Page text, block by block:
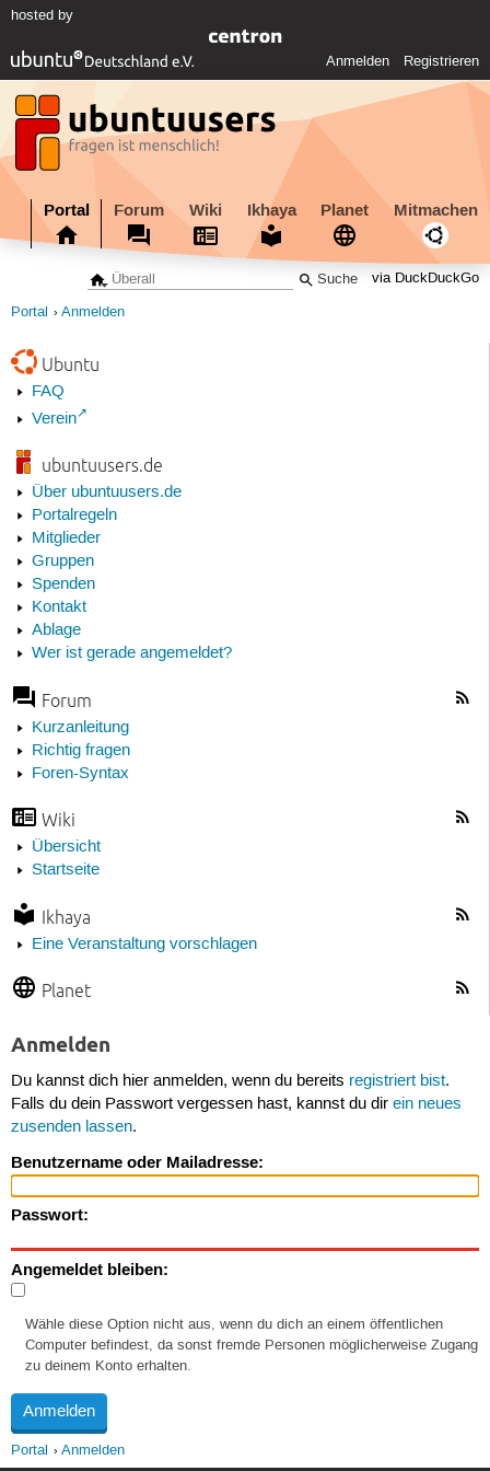
hosted by
Anmelden Registrieren
Portal Forum Wiki Ikhaya Planet Mitmachen
via DuckDuckGo
Portal Anmelden
Ubuntu
FAQ
Verein
ubuntuusers.de
Über ubuntuusers.de
Portalregeln
Mitglieder
Gruppen
Spenden
Kontakt
Ablage
Wer ist gerade angemeldet?
Forum
Kurzanleitung
Richtig fragen
Foren-Syntax
Wiki
Übersicht
Startseite
Ikhaya
Eine Veranstaltung vorschlagen
Planet
Anmelden
Du kannst dich hier anmelden, wenn du bereits registriert bist.
Falls du dein Passwort vergessen hast, kannst du dir ein neues
zusenden lassen.
Benutzername oder Mailadresse:
Passwort:
Angemeldet bleiben:
Wähle diese Option nicht aus, wenn du dich an einem öffentlichen
Computer befindest, da sonst fremde Personen möglicherweise Zugang
zu deinem Konto erhalten.
Portal Anmelden